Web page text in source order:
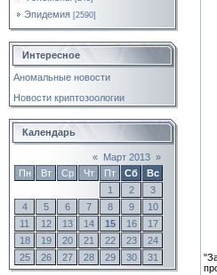
Эпидемия [2590]
Интересное
Аномальные новости
Новости криптозоологии
Календарь
« Март 2013 »
Пн
Вт Ср Чт Пт Сб
Вс
1
2
3
4
5 6 7 8 9
10
11
12 13 14 15 16
17
18
19 20 21 22 23
24
25
26 27 28 29 30 31